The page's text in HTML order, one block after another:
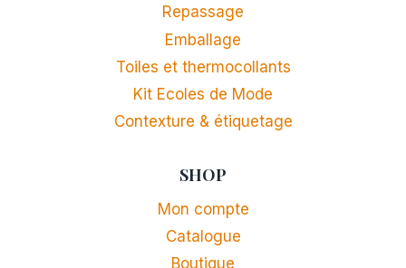
Repassage
Emballage
Toiles et thermocollants
Kit Ecoles de Mode
Contexture & étiquetage
SHOP
Mon compte
Catalogue
Boutique